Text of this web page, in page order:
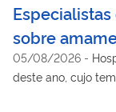
sobre
05/08/2026 -
deste ano, cujo